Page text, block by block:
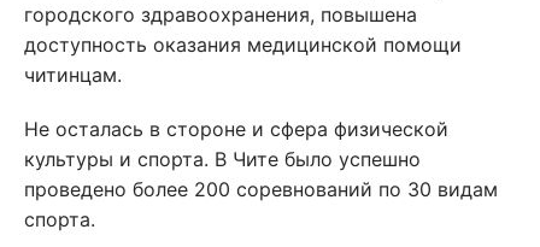
городского здравоохранения, повышена
доступность оказания медицинской помощи
читинцам.
Не осталась в стороне и сфера физической
культуры и спорта. В Чите было успешно
проведено более 200 соревнований по 30 видам
спорта.